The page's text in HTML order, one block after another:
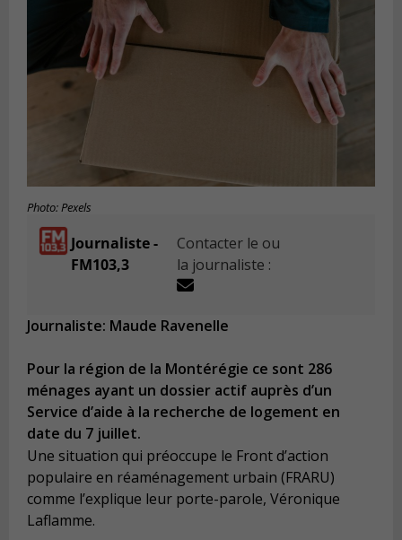
Photo: Pexels
Journaliste -
FM103,3
Contacter le ou
la journaliste :
Journaliste: Maude Ravenelle
Pour la région de la Montérégie ce sont 286
ménages ayant un dossier actif auprès d’un
Service d’aide à la recherche de logement en
date du 7 juillet.
Une situation qui préoccupe le Front d’action
populaire en réaménagement urbain (FRARU)
comme l’explique leur porte-parole, Véronique
Laflamme.